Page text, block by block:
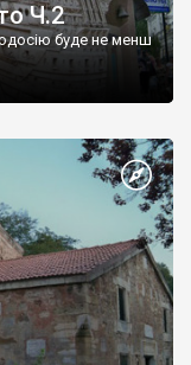
Ч.2
буде не менш